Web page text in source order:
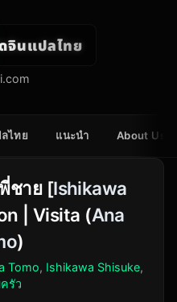
จินแปลไทย
ไทย แนะนำ About Us
ชาย [Ishikawa
| Visita (Ana
)
Tomo, Ishikawa Shisuke,
รัว